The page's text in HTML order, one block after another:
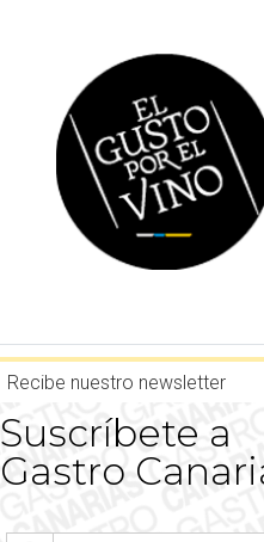
Recibe nuestro newsletter
Suscríbete a
Gastro